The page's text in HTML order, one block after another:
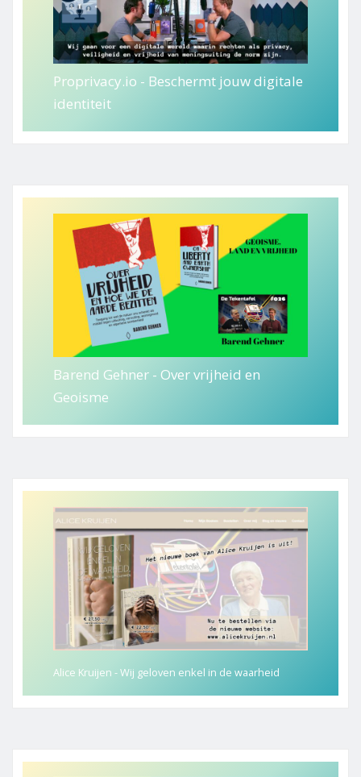
Proprivacy.io - Beschermt jouw digitale
identiteit
Barend Gehner - Over vrijheid en
Geoisme
Alice Kruijen - Wij geloven enkel in de waarheid